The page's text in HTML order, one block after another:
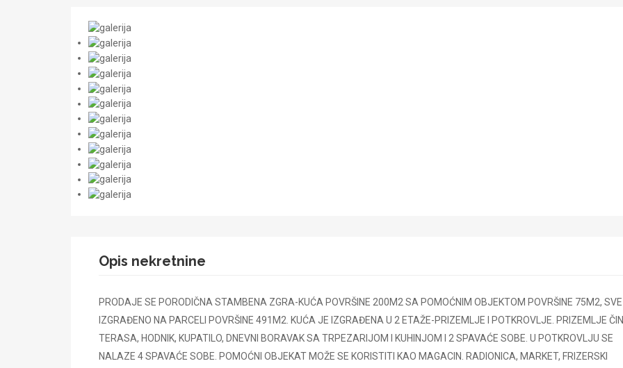
Opis nekretnine
PRODAJE SE PORODIČNA STAMBENA ZGRA-KUĆA POVRŠINE 200M2 SA POMOĆNIM OBJEKTOM POVRŠINE 75M2, SVE
IZGRAĐENO NA PARCELI POVRŠINE 491M2. KUĆA JE IZGRAĐENA U 2 ETAŽE-PRIZEMLJE I POTKROVLJE. PRIZEMLJE
TERASA, HODNIK, KUPATILO, DNEVNI BORAVAK SA TRPEZARIJOM I KUHINJOM I 2 SPAVAĆE SOBE. U POTKROVLJU SE
NALAZE 4 SPAVAĆE SOBE. POMOĆNI OBJEKAT MOŽE SE KORISTITI KAO MAGACIN. RADIONICA, MARKET, FRIZERSKI